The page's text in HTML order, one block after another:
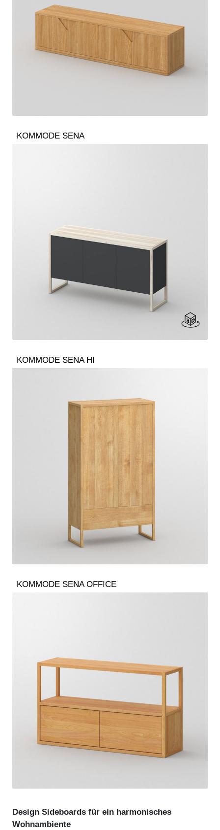
KOMMODE SENA
KOMMODE SENA HI
KOMMODE SENA OFFICE
Design Sideboards für ein harmonisches
Wohnambiente